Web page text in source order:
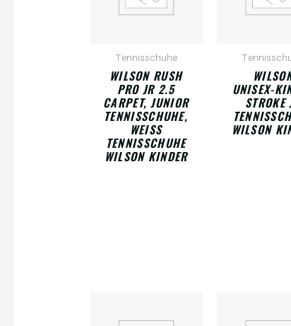
Tennisschuhe
WILSON RUSH
PRO JR 2.5
CARPET, JUNIOR
TENNISSCHUHE,
WEISS T
ENNISSCHUHE W
ILSON KINDER
UNISEX-
STROKE
WILSON